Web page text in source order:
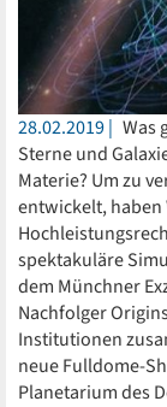
28.02.2019
Was
Sterne und
Materie? Um zu
entwickelt, haben
spektakuläre
dem Münchner
Nachfolger
Institutionen
neue Fulldome-
Planetarium des